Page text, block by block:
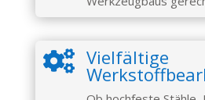
 Vielfältige